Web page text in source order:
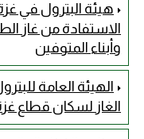
هيئة البترول في
الاستفادة من غاز
وأبناء المتوفين
الهيئة العامة
الغاز لسكان قطاع